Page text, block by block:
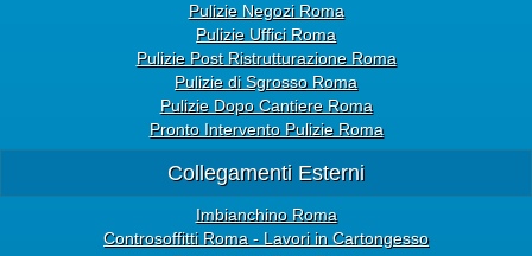
Pulizie Negozi Roma
Pulizie Uffici Roma
Pulizie Post Ristrutturazione Roma
Pulizie di Sgrosso Roma
Pulizie Dopo Cantiere Roma
Pronto Intervento Pulizie Roma
Collegamenti Esterni
Imbianchino Roma
Controsoffitti Roma - Lavori in Cartongesso